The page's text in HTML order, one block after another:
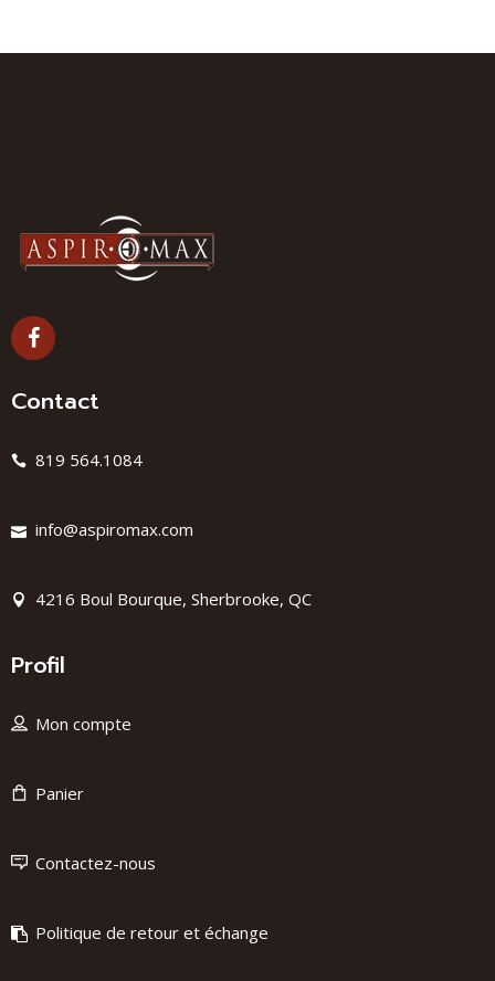
Contact
819 564.1084
info@aspiromax.com
4216 Boul Bourque, Sherbrooke, QC
Profil
Mon compte
Panier
Contactez-nous
Politique de retour et échange